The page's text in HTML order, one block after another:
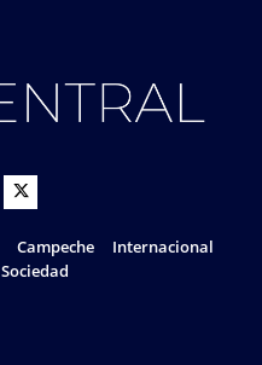
Campeche
Internacional
Sociedad